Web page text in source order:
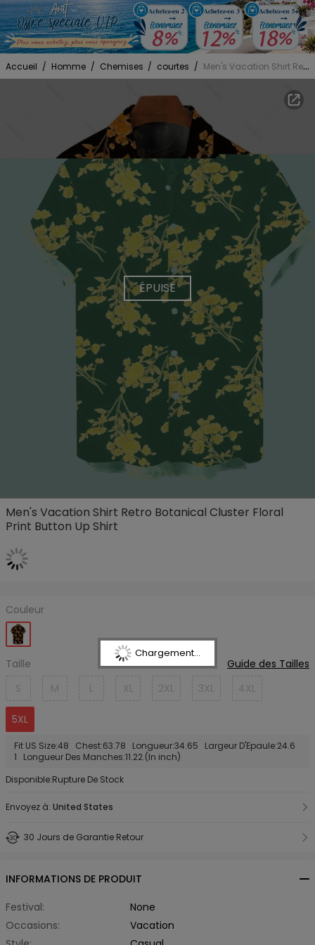
Accueil / Homme / Chemises / courtes / Men's Vacation Shirt Retro Botanical Cluster Floral Print Button Up Shirt
ÉPUISÉ
Men's Vacation Shirt Retro Botanical Cluster Floral
Print Button Up Shirt
Couleur
Taille
Guide des Tailles
S
M L XL 2XL 3XL 4XL
5XL
Fit US Size:48 Chest:63.78 Longueur:34.65 Largeur D'Epaule:24.6
1 Longueur Des Manches:11.22.(In inch)
Disponible:Rupture De Stock
Envoyez à: United States
30 Jours de Garantie Retour
INFORMATIONS DE PRODUIT
Festival:
None
Occasions:
Vacation
Chargement...